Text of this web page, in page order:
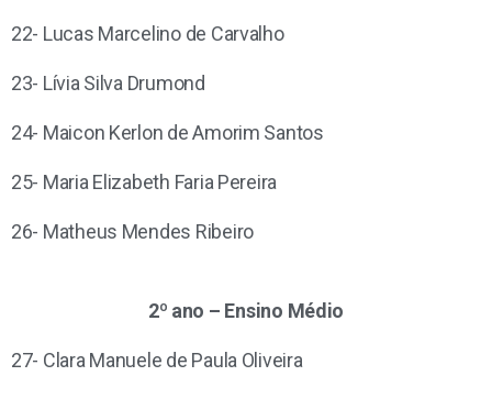
22- Lucas Marcelino de Carvalho
23- Lívia Silva Drumond
24- Maicon Kerlon de Amorim Santos
25- Maria Elizabeth Faria Pereira
26- Matheus Mendes Ribeiro
2º ano – Ensino Médio
27- Clara Manuele de Paula Oliveira